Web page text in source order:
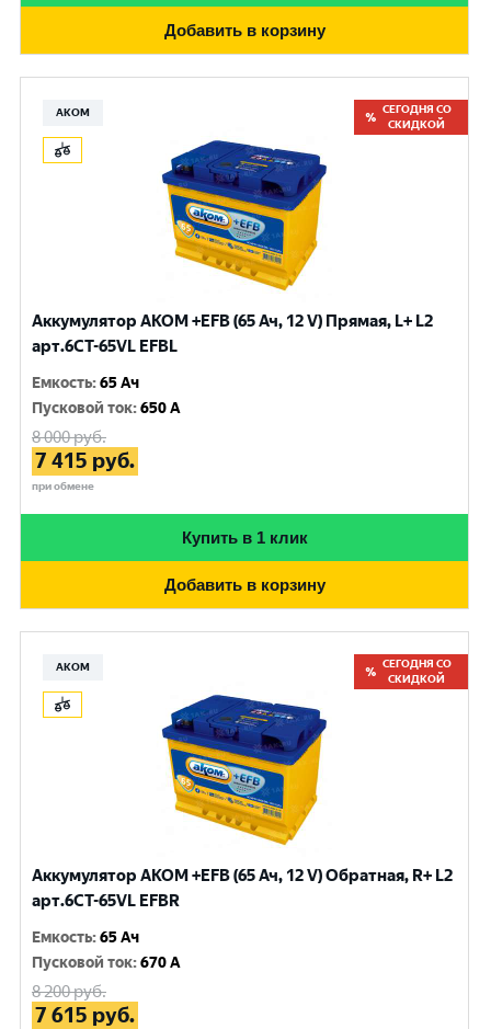
Добавить в корзину
АКОМ
СЕГОДНЯ СО
СКИДКОЙ
Аккумулятор AKOM +EFB (65 Ач, 12 V) Прямая, L+ L2
арт.6СТ-65VL EFBL
Емкость:65 Ач
Пусковой ток:650 A
8 000руб.
7 415 руб.
при обмене
Купить в 1 клик
Добавить в корзину
АКОМ
СЕГОДНЯ СО
СКИДКОЙ
Аккумулятор AKOM +EFB (65 Ач, 12 V) Обратная, R+ L2
арт.6CT-65VL EFBR
Емкость:65 Ач
Пусковой ток:670 A
8 200руб.
7 615 руб.